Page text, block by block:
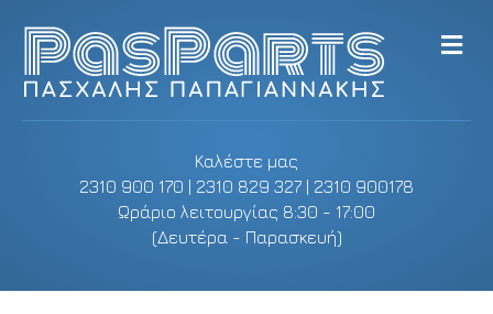
Καλέστε μας
2310 900 170 | 2310 829 327 | 2310 900178
Ωράριο λειτουργίας 8:30 - 17:00
(Δευτέρα - Παρασκευή)
M
e